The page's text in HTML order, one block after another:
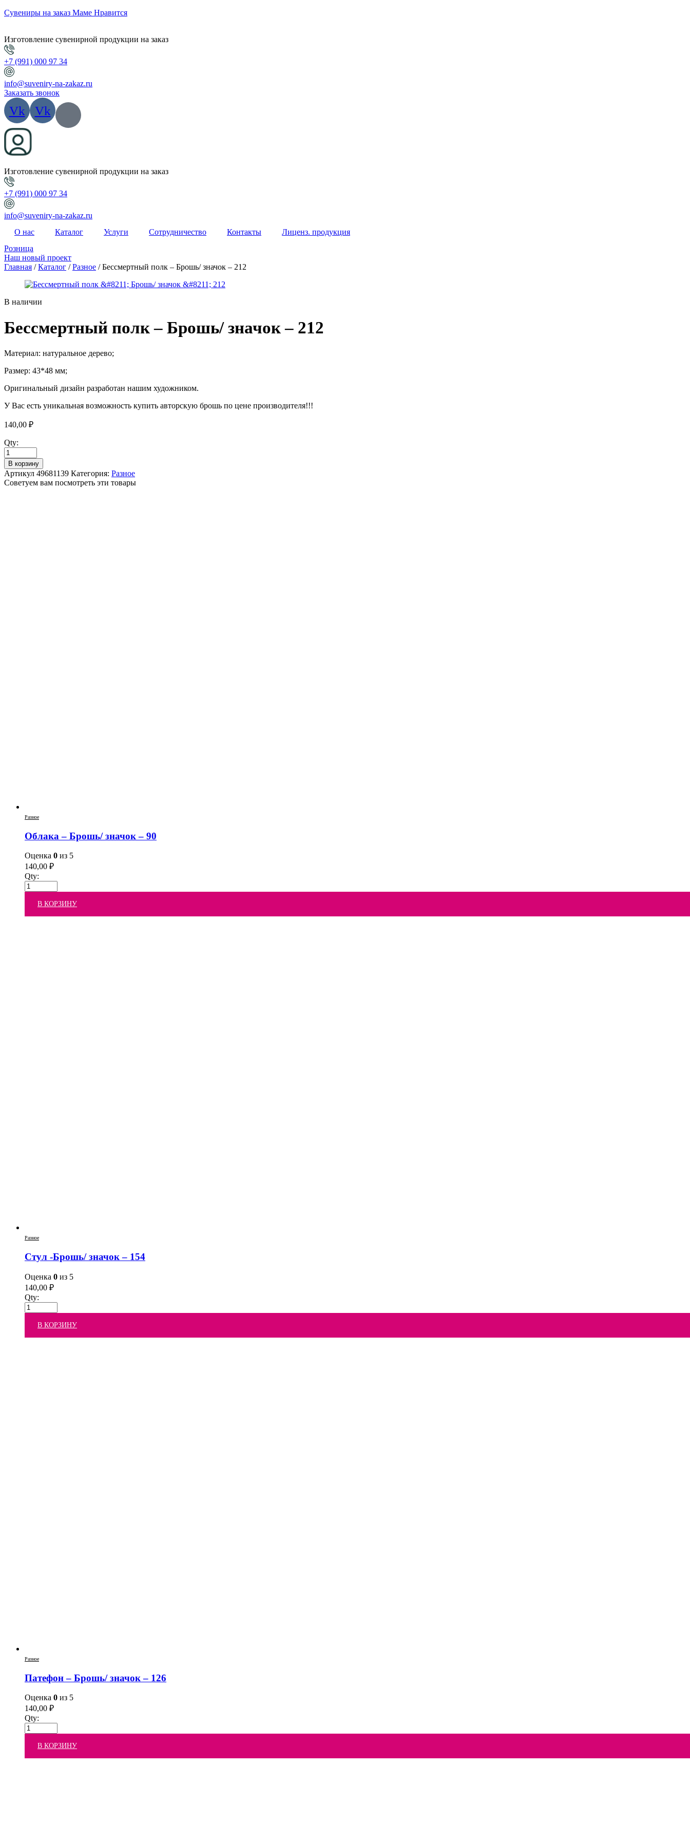
Сувениры на заказ Маме Нравится
Изготовление сувенирной продукции на заказ
+7 (991) 000 97 34
info@suveniry-na-zakaz.ru
Заказать звонок
Vk Vk
Изготовление сувенирной продукции на заказ
+7 (991) 000 97 34
info@suveniry-na-zakaz.ru
О нас
Каталог Услуги Сотрудничество Контакты
Лиценз. продукция
Розница
Наш новый проект
Главная /Каталог /Разное / Бессмертный полк – Брошь/ значок – 212
В наличии
Бессмертный полк – Брошь/ значок – 212
Материал: натуральное дерево;
Размер: 43*48 мм;
Оригинальный дизайн разработан нашим художником.
У Вас есть уникальная возможность купить авторскую брошь по цене производителя!!!
140,00 ₽
Qty:
В корзину
Артикул 49681139 Категория: Разное
Советуем вам посмотреть эти товары
Разное
Облака – Брошь/ значок – 90
Оценка 0 из 5
140,00 ₽
Qty:
В КОРЗИНУ
Разное
Стул -Брошь/ значок – 154
Оценка 0 из 5
140,00 ₽
Qty:
В КОРЗИНУ
Разное
Патефон – Брошь/ значок – 126
Оценка 0 из 5
140,00 ₽
Qty:
В КОРЗИНУ